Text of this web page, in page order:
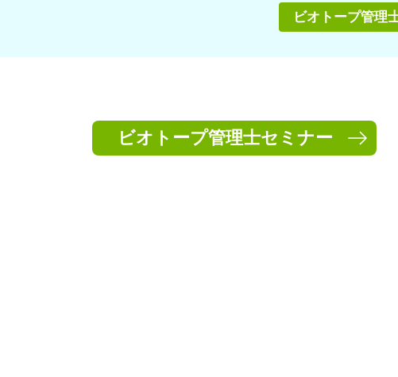
ビオトープ管理
ビオトープ管理士セミナー